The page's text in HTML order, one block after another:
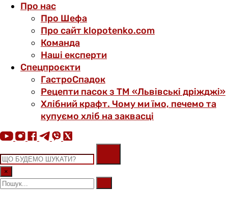
Про нас
Про Шефа
Про сайт klopotenko.com
Команда
Наші експерти
Спецпроєкти
ГастроСпадок
Рецепти пасок з ТМ «Львівські дріжджі»
Хлібний крафт. Чому ми їмо, печемо та
купуємо хліб на заквасці
×